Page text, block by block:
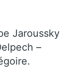
Jaroussky
–